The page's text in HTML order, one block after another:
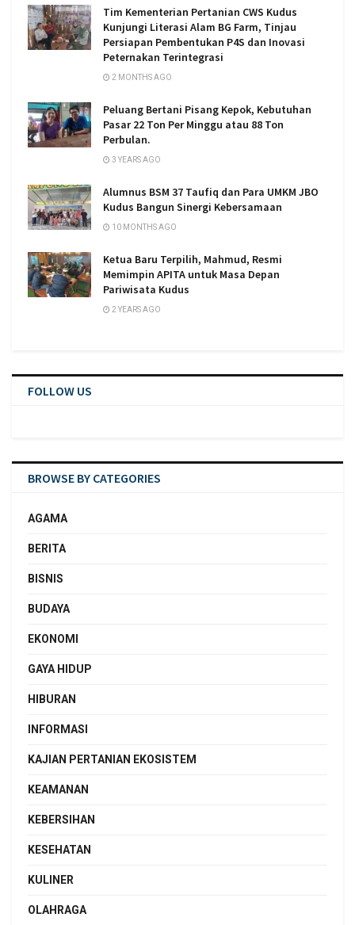
Tim Kementerian Pertanian CWS Kudus
Kunjungi Literasi Alam BG Farm, Tinjau
Persiapan Pembentukan P4S dan Inovasi
Peternakan Terintegrasi
2 MONTHS AGO
Peluang Bertani Pisang Kepok, Kebutuhan
Pasar 22 Ton Per Minggu atau 88 Ton
Perbulan.
3 YEARS AGO
Alumnus BSM 37 Taufiq dan Para UMKM JBO
Kudus Bangun Sinergi Kebersamaan
10 MONTHS AGO
Ketua Baru Terpilih, Mahmud, Resmi
Memimpin APITA untuk Masa Depan
Pariwisata Kudus
2 YEARS AGO
FOLLOW US
BROWSE BY CATEGORIES
AGAMA
BERITA
BISNIS
BUDAYA
EKONOMI
GAYA HIDUP
HIBURAN
INFORMASI
KAJIAN PERTANIAN EKOSISTEM
KEAMANAN
KEBERSIHAN
KESEHATAN
KULINER
OLAHRAGA